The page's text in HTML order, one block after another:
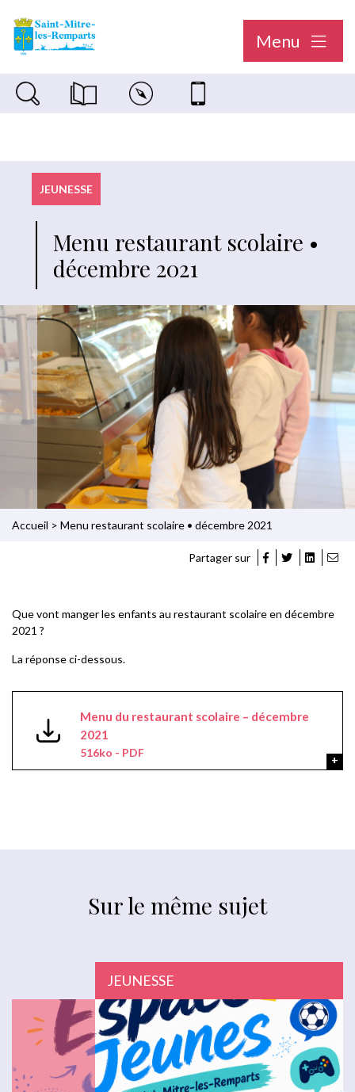
Menu
Recherche sur le siteMagazine municipal "Le Saint-Mitréen"
Carte interactiveNous contacter
JEUNESSE
Menu restaurant scolaire •
décembre 2021
Accueil > Menu restaurant scolaire • décembre 2021
Partager sur
Que vont manger les enfants au restaurant scolaire en décembre
2021 ?
La réponse ci-dessous.
Menu du restaurant scolaire – décembre
2021
516ko - PDF
Sur le même sujet
JEUNESSE